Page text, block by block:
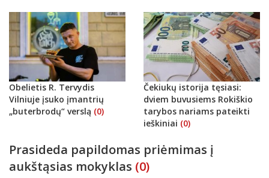
Obelietis R. Tervydis
Vilniuje įsuko įmantrių
„buterbrodų“ verslą (0)
Čekiukų istorija tęsiasi:
dviem buvusiems Rokiškio
tarybos nariams pateikti
ieškiniai (0)
Prasideda papildomas priėmimas į
aukštąsias mokyklas (0)